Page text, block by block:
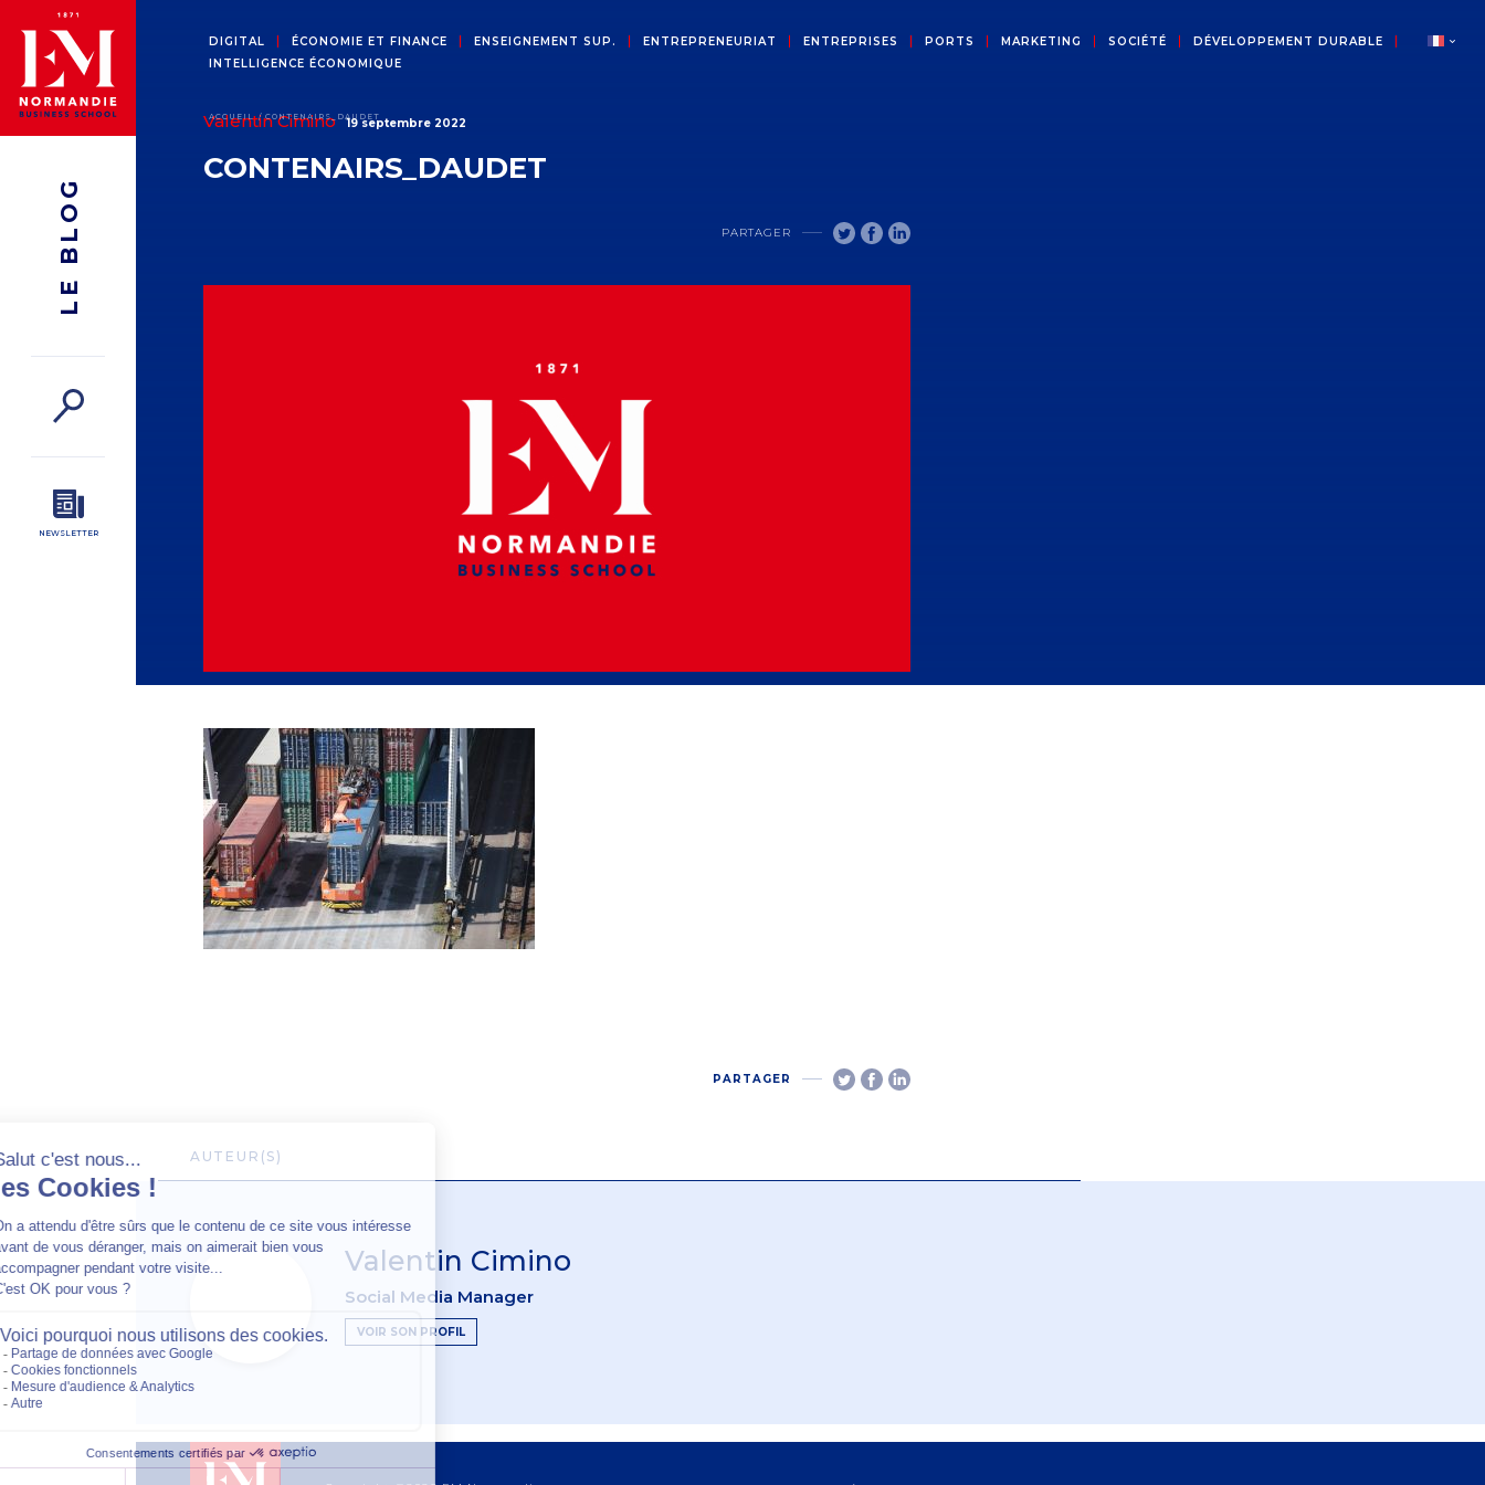
DIGITAL ÉCONOMIE ET FINANCE ENSEIGNEMENT SUP. ENTREPRENEURIAT ENTREPRISES PORTS MARKETING SOCIÉTÉ
DÉVELOPPEMENT DURABLE
INTELLIGENCE ÉCONOMIQUE
ACCUEIL CONTENAIRS_DAUDET
LE BLOG
NEWSLETTER
Valentin Cimino 19 septembre 2022
CONTENAIRS_DAUDET
PARTAGER
PARTAGER
AUTEUR(S)
Valentin Cimino
Social Media Manager
VOIR SON PROFIL